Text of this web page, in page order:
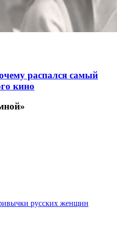
распался самый
кино
русских женщин